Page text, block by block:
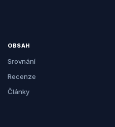
OBSAH
Srovnání
Recenze
Články